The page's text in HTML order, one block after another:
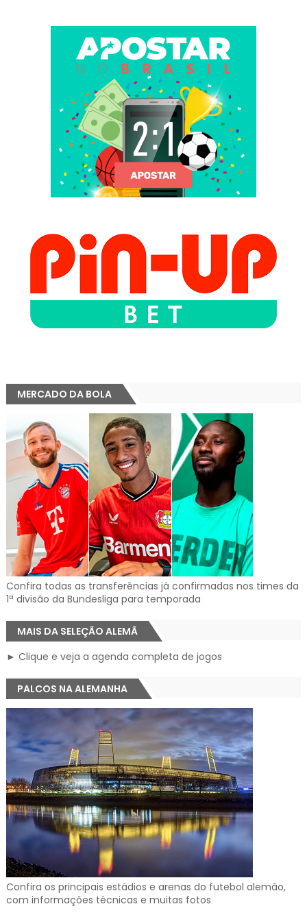
MERCADO DA BOLA
Confira todas as transferências já confirmadas nos times da
1ª divisão da Bundesliga para temporada
MAIS DA SELEÇÃO ALEMÃ
► Clique e veja a agenda completa de jogos
PALCOS NA ALEMANHA
Confira os principais estádios e arenas do futebol alemão,
com informações técnicas e muitas fotos